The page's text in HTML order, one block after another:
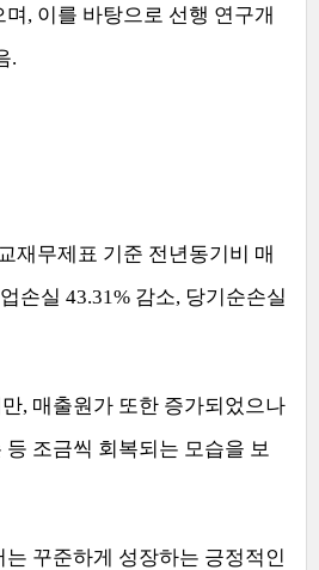
며 , 이를 바탕으로 선행 연구개
.
재무제표 기준 전년동기비 매
손실 43.31% 감소, 당기순손실
, 매출원가 또한 증가되었으나
조금씩 회복되는 모습을 보
꾸준하게 성장하는 긍정적인